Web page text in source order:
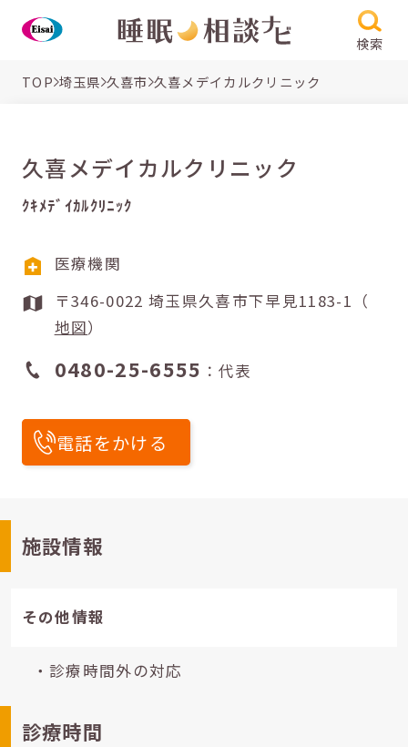
検索
TOP 埼玉県 久喜市 久喜メデイカルクリニック
久喜メデイカルクリニック
ｸｷﾒﾃﾞｲｶﾙｸﾘﾆｯｸ
医療機関
〒346-0022 埼玉県久喜市下早見1183-1（
地図）
0480-25-6555 ：代表
電話をかける
施設情報
その他情報
・診療時間外の対応
診療時間